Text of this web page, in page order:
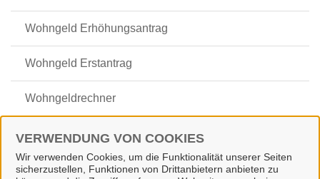
VERWENDUNG VON COOKIES
Wir verwenden Cookies, um die Funktionalität unserer Seiten
sicherzustellen, Funktionen von Drittanbietern anbieten zu
Wohngeld Erhöhungsantrag
Wohngeld Erstantrag
Wohngeldrechner
Wohngeld Weiterleistungsantrag
Wunschkennzeichen